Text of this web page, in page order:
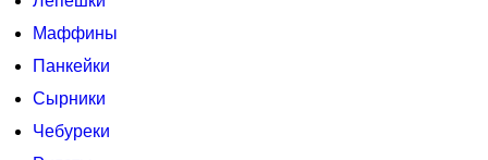
Маффины
Панкейки
Сырники
Чебуреки